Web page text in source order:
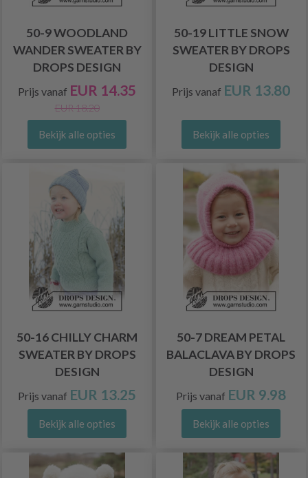
50-9 WOODLAND
WANDER SWEATER BY
DROPS DESIGN
Prijs vanaf EUR 14.35
EUR 18.20
Bekijk alle opties
50-19 LITTLE SNOW
SWEATER BY DROPS
DESIGN
Prijs vanaf EUR 13.80
Bekijk alle opties
50-16 CHILLY CHARM
SWEATER BY DROPS
DESIGN
Prijs vanaf EUR 13.25
Bekijk alle opties
50-7 DREAM PETAL
BALACLAVA BY DROPS
DESIGN
Prijs vanaf EUR 9.98
Bekijk alle opties